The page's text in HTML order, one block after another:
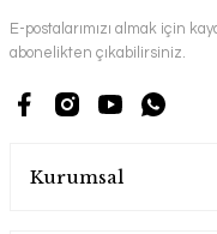
E-postalarımızı almak için
abonelikten çıkabilirsiniz.
Kurumsal